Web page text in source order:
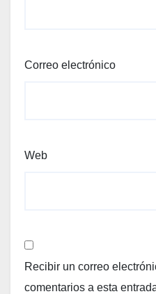
Correo electrónico
Web
Recibir un correo
comentarios a esta